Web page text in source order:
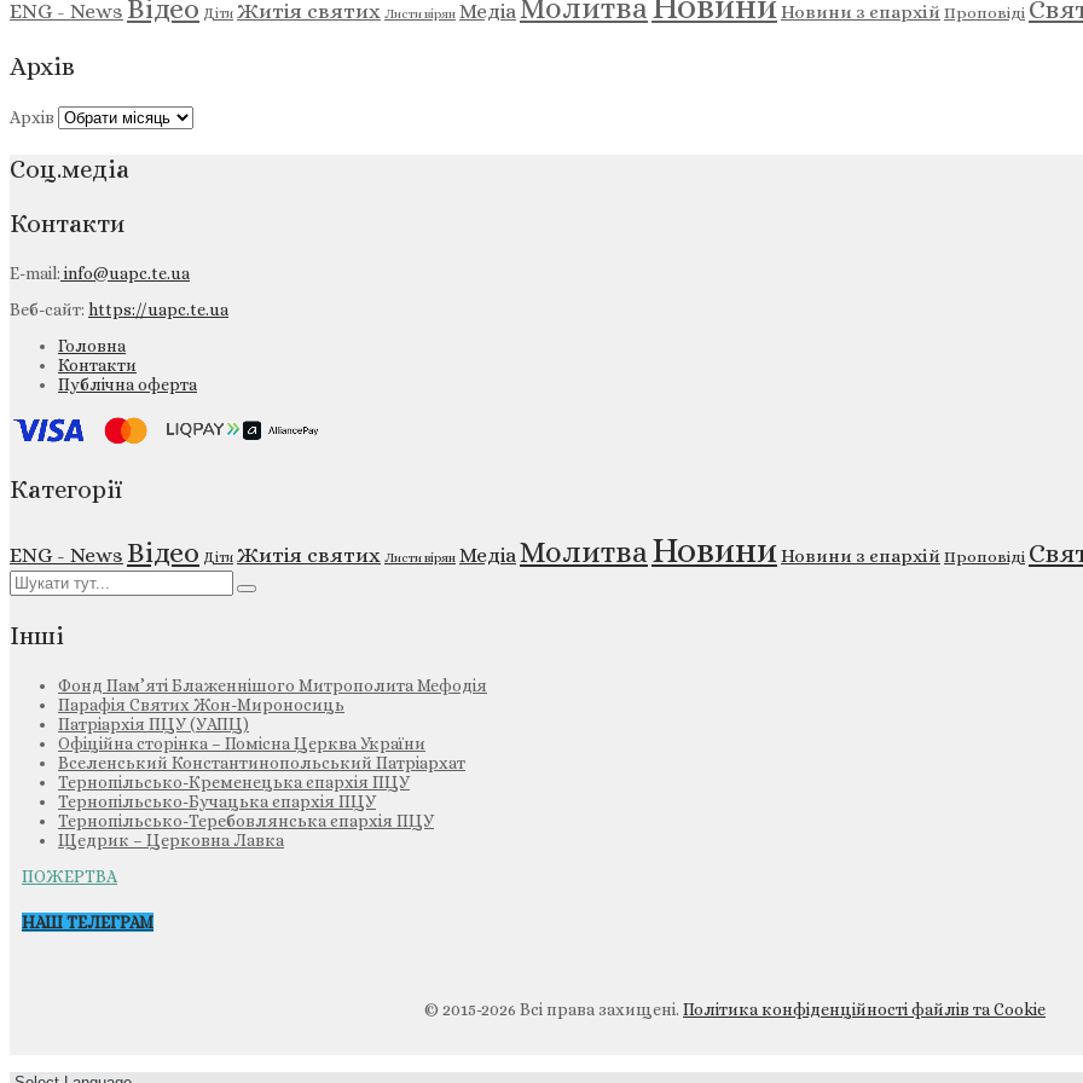
ENG - News Відео Діти Житія святих Листи вірян МедіаМолитва Новини з єпархій Проповіді
Архів
Архів
Соц.медіа
Контакти
E-mail:info@uapc.te.ua
Веб-сайт: https://uapc.te.ua
Головна
Контакти
Публічна оферта
Категорії
ENG - News Відео Діти Житія святих Листи вірян МедіаМолитваНовиниНовини з єпархій Проповіді
Інші
Фонд Пам’яті Блаженнішого Митрополита Мефодія
Парафія Святих Жон-Мироносиць
Патріархія ПЦУ (УАПЦ)
Офіційна сторінка – Помісна Церква України
Вселенський Константинопольський Патріархат
Тернопільсько-Кременецька єпархія ПЦУ
Тернопільсько-Бучацька єпархія ПЦУ
Тернопільсько-Теребовлянська єпархія ПЦУ
Щедрик – Церковна Лавка
ПОЖЕРТВА
НАШ ТЕЛЕГРАМ
© 2015-2026 Всі права захищені. Політика конфіденційності файлів та Cookie